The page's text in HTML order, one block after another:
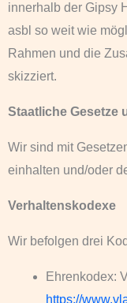
innerhalb der Gipsy
asbl so weit wie
Rahmen und die
skizziert.
Staatliche Gesetze
Wir sind mit
einhalten und/oder
Verhaltenskodexe
Wir befolgen drei
Ehrenkodex:
https://